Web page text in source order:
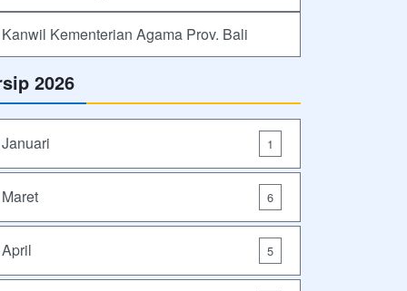
Kanwil Kementerian Agama Prov. Bali
2026
Januari 1
Maret 6
April 5